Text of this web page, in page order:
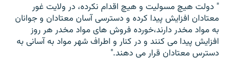
" دولت هیچ مسولیت و هیچ اقدام نکرده، در ولایت غور
معتادان افزایش پیدا کرده و دسترسی آسان معتادان و جوانان
به مواد مخدر دارند،خورده فروش های مواد مخدر هر روز
افزایش پیدا می کنند و در کنار و اطراف شهر مواد به آسانی به
دسترس معتادان قرار می دهند."